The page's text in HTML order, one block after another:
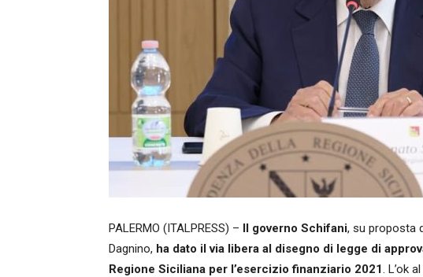
PALERMO (ITALPRESS) – Il governo Schifani, su proposta
Dagnino, ha dato il via libera al disegno di legge di
Regione Siciliana per l’esercizio finanziario 2021. L’ok